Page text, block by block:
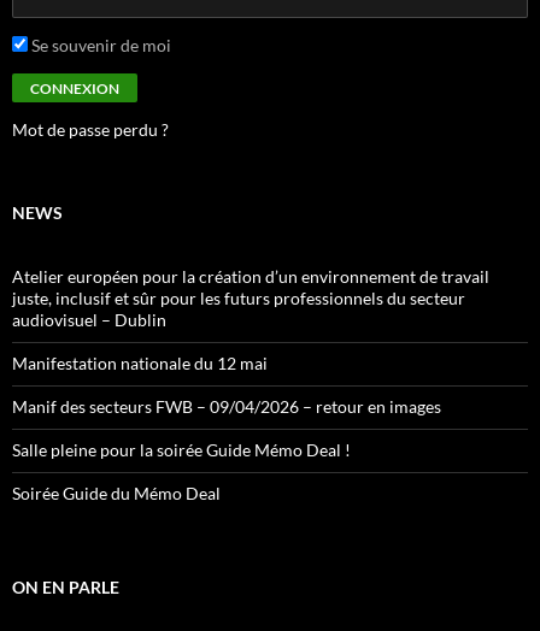
Se souvenir de moi
Mot de passe perdu ?
NEWS
Atelier européen pour la création d’un environnement de travail
juste, inclusif et sûr pour les futurs professionnels du secteur
audiovisuel – Dublin
Manifestation nationale du 12 mai
Manif des secteurs FWB – 09/04/2026 – retour en images
Salle pleine pour la soirée Guide Mémo Deal !
Soirée Guide du Mémo Deal
ON EN PARLE